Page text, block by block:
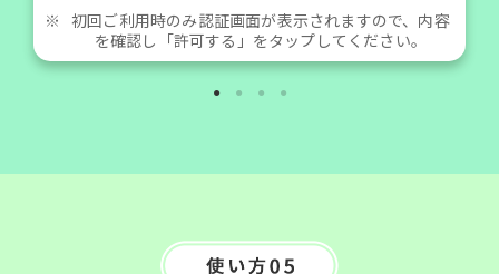
※
初回ご利用時のみ認証画面が表示されますので、内容
を確認し「許可する」をタップしてください。